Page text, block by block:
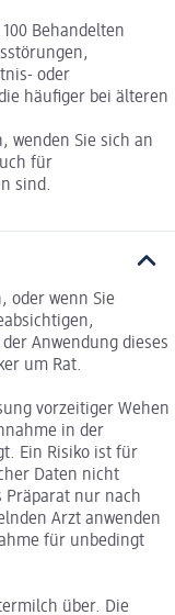
Behandelten
oder
häufiger bei älteren
wenden Sie sich an
für
sind.
oder wenn Sie
Anwendung dieses
um Rat.
vorzeitiger Wehen
in der
Ein Risiko ist für
Daten nicht
Präparat nur nach
Arzt anwenden
für unbedingt
über. Die